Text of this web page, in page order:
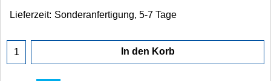
Lieferzeit: Sonderanfertigung, 5-7 Tage
In den Korb